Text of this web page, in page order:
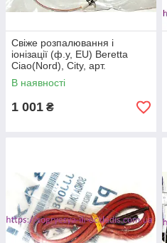
Свіже розпалювання і
іонізації (ф.у, EU) Beretta
Ciao(Nord), City, арт.
R20049613, к.з. 0330/1
В наявності
1 001 ₴